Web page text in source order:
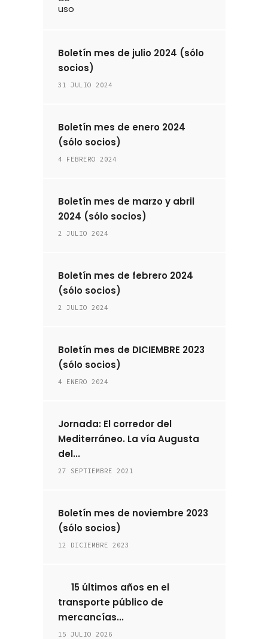
Boletín mes de julio 2024 (sólo
socios)
31 JULIO 2024
Boletín mes de enero 2024
(sólo socios)
4 FEBRERO 2024
Boletín mes de marzo y abril
2024 (sólo socios)
2 JULIO 2024
Boletín mes de febrero 2024
(sólo socios)
2 JULIO 2024
Boletín mes de DICIEMBRE 2023
(sólo socios)
4 ENERO 2024
Jornada: El corredor del
Mediterráneo. La vía Augusta
del...
27 SEPTIEMBRE 2021
Boletín mes de noviembre 2023
(sólo socios)
12 DICIEMBRE 2023
15 últimos años en el
transporte público de
mercancías...
15 JULIO 2026